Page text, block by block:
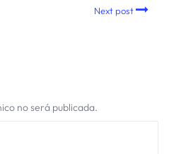
Next post
no será publicada.